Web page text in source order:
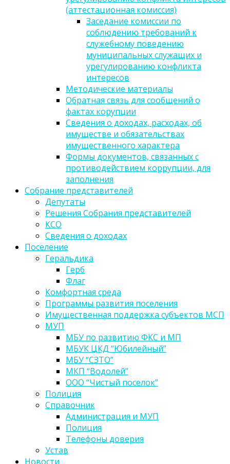
(аттестационная комиссия)
Заседание комиссии по
соблюдению требований к
служебному поведению
муниципальных служащих и
урегулированию конфликта
интересов
Методические материалы
Обратная связь для сообщений о
фактах корупции
Сведения о доходах, расходах, об
имуществе и обязательствах
имущественного характера
Формы документов, связанных с
противодействием коррупции, для
заполнения
Собрание представителей
Депутаты
Решения Собрания представителей
КСО
Сведения о доходах
Поселение
Геральдика
Герб
Флаг
Комфортная среда
Программы развития поселения
Имущественная поддержка субъектов МСП
МУП
МБУ по развитию ФКС и МП
МБУК ЦКД “Юбилейный”
МБУ “СЗТО”
МКП “Водолей”
ООО “Чистый поселок”
Полиция
Справочник
Администрация и МУП
Полиция
Телефоны доверия
Устав
Новости